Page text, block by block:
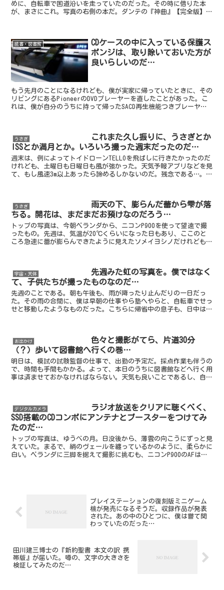
めに、自転車で国道沿いを走っていたのだった。その時に借りた本
が、まさにこれ。写真の右側の本だ。ダンテの『神曲』【完全版】、
読書・図書館
CDケースの中に入っている保護ス
ポンジは、取り除いておいた方が
良いらしいのだ…
もう先月のことになるけれども、僕が実家に帰っていたときに、その
リビングにあるPioneerのDVDプレーヤーを直したことがあった。こ
れは、僕が自分のうちに持って帰ったSACD再生機能つきプレーヤー
うさぎ
これまた久し振りに、うさぎとか
ISSとか満月とか。いろいろ撮った週末だったのだ…
週末は、例によってトイドローンTELLOを飛ばしに行きたかったのだ
けれども、土曜日も日曜日も風が強かった。天気予報アプリなどを見
て、もし風速3m以上あったら諦めるしかないのだ。残念である…。ト
うさぎ
雨天の下、膨らんだ蕾から雫が落
ちる。開花は、まだまだお預けなのだろう…
トップの写真は、今朝ベランダから、ニコンP900を使って望遠で撮
ったもの。先週は、気温が20℃くらいになった日もあり、ここのと
ころ急速に蕾が膨らんできたように見えたソメイヨシノだけれども、
宇宙・天体
先週みた虹の写真を。僕ではなく
て、子供たちが撮ったものなのだ…
先週のことである。朝も午後も、雨が降ったり止んだりの一日だっ
た。その雨の合間に、僕は早朝の仕事やら塾へやらと、自転車でせっ
せと移動したようなものだった。こちらに帰省中の息子も、日中は何
お出かけ
色々と撮影がてら、片道30分
（？）歩いて図書館へ行くの巻…
明日は、模試の試験監督の仕事で、出勤の予定だ。採点作業も伴うの
で、時間も手間もかかる。よって、本日のうちに図書館などへ行く用
事は済ませておかなければならない。天気も良いことであるし、自転
デジタルカメラ
ラジオ放送をクリアに聴くべく、
SSD搭載のCDコンポにアンテナとブースターをつけてみ
たのだ…
トップの写真は、ゆうべの月。日没後から、薄雲の向こうにずっと見
えていた。まるで、絹のヴェールを纏っているかのように、柔らかに
白い。ベランダに三脚を据えて撮影に挑むも、ニコンP900のAFは、
プレイステーションの復刻版ミニゲーム
機が発売になるそうだ。収録作品が発表
された。あの中のひとつに、僕は嘗て関
わっていたのだった…
田川建三博士の『新約聖書 本文の訳 携
帯版』が届いた。噂の、文字の大きさを
検証してみたのだ…